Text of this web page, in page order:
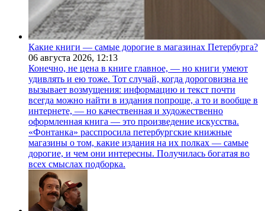
Какие книги — самые дорогие в магазинах Петербурга?
06 августа 2026, 12:13
Конечно, не цена в книге главное, — но книги умеют
удивлять и ею тоже. Тот случай, когда дороговизна не
вызывает возмущения: информацию и текст почти
всегда можно найти в издания попроще, а то и вообще в
интернете, — но качественная и художественно
оформленная книга — это произведение искусства.
«Фонтанка» расспросила петербургские книжные
магазины о том, какие издания на их полках — самые
дорогие, и чем они интересны. Получилась богатая во
всех смыслах подборка.